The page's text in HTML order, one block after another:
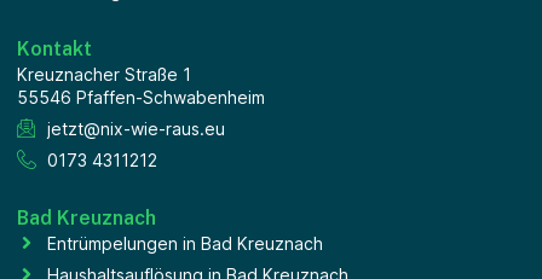
Kontakt
Kreuznacher Straße 1
55546 Pfaffen-Schwabenheim
jetzt@nix-wie-raus.eu
0173 4311212
Bad Kreuznach
Entrümpelungen in Bad Kreuznach
Haushaltsauflösung in Bad Kreuznach